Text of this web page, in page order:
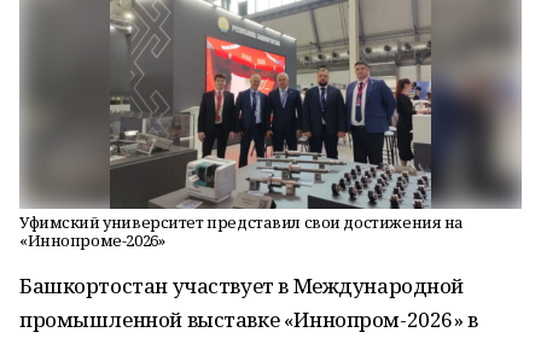
Уфимский университет представил свои достижения на
«Иннопроме-2026»
Башкортостан участвует в Международной
промышленной выставке «Иннопром-2026» в